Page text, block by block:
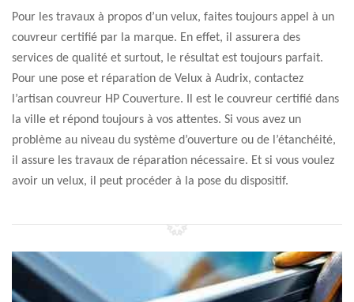
Pour les travaux à propos d’un velux, faites toujours appel à un
couvreur certifié par la marque. En effet, il assurera des
services de qualité et surtout, le résultat est toujours parfait.
Pour une pose et réparation de Velux à Audrix, contactez
l’artisan couvreur HP Couverture. Il est le couvreur certifié dans
la ville et répond toujours à vos attentes. Si vous avez un
problème au niveau du système d’ouverture ou de l’étanchéité,
il assure les travaux de réparation nécessaire. Et si vous voulez
avoir un velux, il peut procéder à la pose du dispositif.